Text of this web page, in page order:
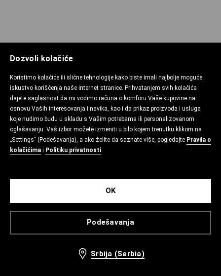
Dozvoli kolačiće
Koristimo kolačiće ili slične tehnologije kako biste imali najbolje moguće
iskustvo korišćenja naše internet stranice. Prihvatanjem svih kolačića
dajete saglasnost da mi vodimo računa o komforu Vaše kupovine na
osnovu Vaših interesovanja i navika, kao i da prikaz proizvoda i usluga
koje nudimo budu u skladu s Vašim potrebama ili personalizovanom
oglašavanju. Vaš izbor možete izmeniti u bilo kojem trenutku klikom na
„Settings” (Podešavanja), a ako želite da saznate više, pogledajte Pravila o
kolačićima i Politiku privatnosti.
Podešavanja
OK
Srbija (Serbia)